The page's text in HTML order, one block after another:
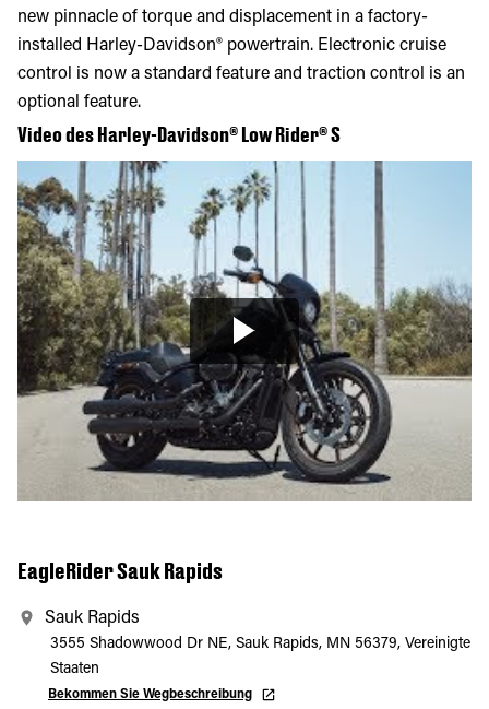
new pinnacle of torque and displacement in a factory-
installed Harley-Davidson® powertrain. Electronic cruise
control is now a standard feature and traction control is an
optional feature.
Video des Harley-Davidson® Low Rider® S
EagleRider Sauk Rapids
Sauk Rapids
3555 Shadowwood Dr NE, Sauk Rapids, MN 56379, Vereinigte
Staaten
Bekommen Sie Wegbeschreibung